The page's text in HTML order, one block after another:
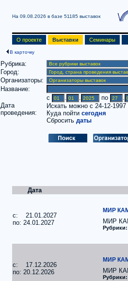
На 09.08.2026 в базе 51185 выставок
О проекте Выставки Семинары
В карточку
Рубрика:
Город:
Организаторы:
Название:
Дата
проведения:
c . . по .
Искать можно с 24-12-1997
Куда пойти сегодня
Сбросить даты
Дата
c: 21.01.2027
по: 24.01.2027
МИР
МИР
Рубрики:
c: 17.12.2026
по: 20.12.2026
МИР
МИР
Рубрики: